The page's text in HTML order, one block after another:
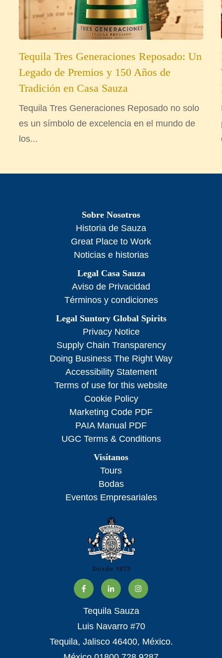
Tequila Tres Generaciones Reposado: Un
Legado de Premios y 150 Años de
Tradición en Casa Sauza
Tequila Tres Generaciones Reposado no solo
es un símbolo de excelencia en el mundo de
los...
Tequila Sauza
Luis Navarro #70
Tequila, Jalisco 46400, México.
Sobre Nosotros
Historia de Sauza
Great Place to Work
Noticias e historias
Legal Casa Sauza
Aviso de Privacidad
Términos y condiciones
Legal Suntory Global Spirits
Privacy Notice
Supply Chain Transparency
Doing Business The Right Way
Accessibility Statement
Terms of use for this website
Cookie Policy
Marketing Code PDF
PAIA Manual PDF
UGC Terms & Conditions
Visítanos
Tours
Bodas
Eventos Empresariales